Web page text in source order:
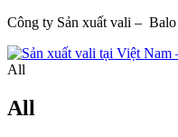
Công ty Sản xuất vali –
All
All